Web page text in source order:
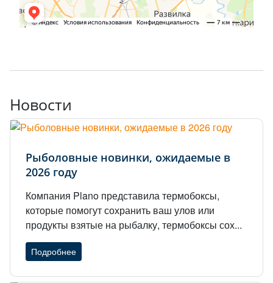
Новости
Рыболовные новинки, ожидаемые в
2026 году
Компания Plano представила термобоксы,
которые помогут сохранить ваш улов или
продукты взятые на рыбалку, термобоксы сох...
Подробнее